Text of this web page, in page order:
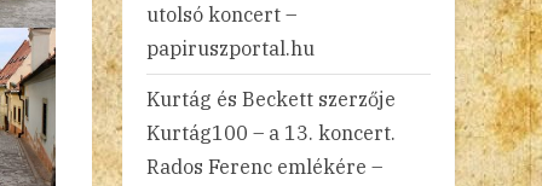
utolsó koncert –
papiruszportal.hu
Kurtág és Beckett szerzője
Kurtág100 – a 13. koncert.
Rados Ferenc emlékére –